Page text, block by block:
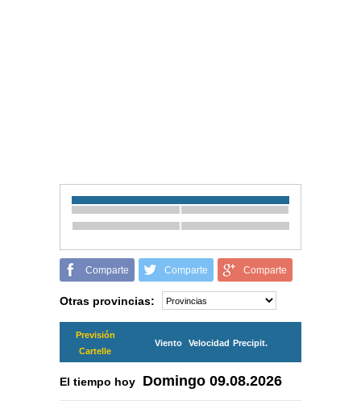
Comparte Comparte Comparte
Otras provincias:
Previsión
Cartelle
Viento Velocidad Precipit.
El tiempo hoy Domingo 09.08.2026